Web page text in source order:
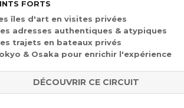
l’âme de Naoshima réside aussi dans
plus discrètes, nichées çà et là. Tantôt
tantôt dans une vallée où vivent des
tantôt au bord d’une route qui mène à un
les ferrys quittent tous l’île, Naoshima se
passeront la nuit le temps d’une expérience
pas d’embarquer à bord d’un ferry pour
FORTS
îles d'art en visites privées
adresses authentiques & atypiques
trajets en bateaux privés
& Osaka pour enrichir l'expérience
DÉCOUVRIR CE CIRCUIT